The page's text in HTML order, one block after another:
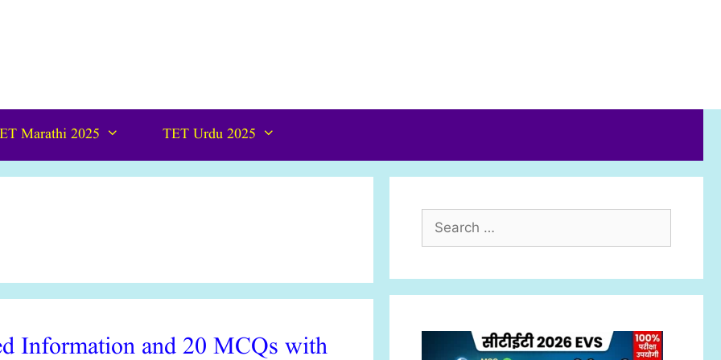
Marathi 2025 TET Urdu 2025
Information and 20 MCQs with